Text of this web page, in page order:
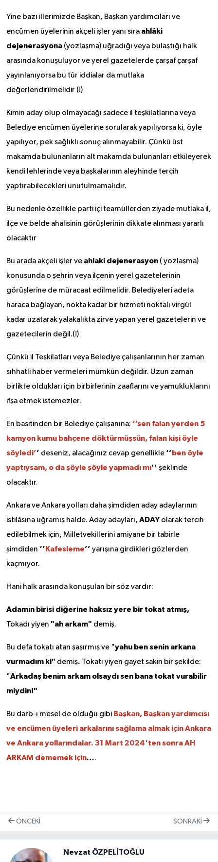
Yine bazı illerimizde Başkan, Başkan yardımcıları ve
encümen üyelerinin akçeli işler yanı sıra ahlâki
dejenerasyona(yozlaşma) uğradığı veya bulaştığı halk
arasında konuşuluyor ve yerel gazetelerde çarşaf çarşaf
yayınlanıyorsa bu tür iddialar da mutlaka
değerlendirilmelidir (!)
Kimin aday olup olmayacağı sadece il teşkilatlarına veya
Belediye encümen üyelerine sorularak yapılıyorsa ki, öyle
yapılıyor, pek sağlıklı sonuç alınmayabilir. Çünkü üst
makamda bulunanların alt makamda bulunanları etkileyerek
kendi lehlerinde veya başkalarının aleyhinde tercih
yaptırabilecekleri unutulmamalıdır.
Bu nedenle özellikle parti içi teamüllerden ziyade mutlaka il,
ilçe ve belde ahalisinin görüşlerinin dikkate alınması yararlı
olacaktır
Bu arada akçeli işler veahlaki dejenerasyon ( yozlaşma)
konusunda o şehrin veya ilçenin yerel gazetelerinin
görüşlerine de müracaat edilmelidir. Belediyeleri adeta
haraca bağlayan, nokta kadar bir hizmeti noktalı virgül
kadar uzatarak yalakalıkta zirve yapan yerel gazetelerin ve
gazetecilerin değil.(!)
Çünkü il Teşkilatları veya Belediye çalışanlarının her zaman
sıhhatli haber vermeleri mümkün değildir. Uzun zaman
birlikte oldukları için birbirlerinin zaaflarını ve yamukluklarını
ifşa etmek istemezler.
En basitinden bir Belediye çalışanına: ‘’sen falan yerden 5
kamyon kumu bahçene döktürmüşsün, falan kişi öyle
söyledi’’ deseniz, alacağınız cevap genellikle ‘’ ben öyle
yaptıysam, o da şöyle şöyle yapmadı mı’’ şeklinde
olacaktır.
Ankara ve Ankara yolları daha şimdiden aday adaylarının
istilâsına uğramış halde. Aday adayları, ADAYolarak tercih
edilebilmek için, Milletvekillerini amiyane bir tabirle
şimdiden ‘’ Kafesleme’’ yarışına girdikleri gözlerden
kaçmıyor.
Hani halk arasında konuşulan bir söz vardır:
Adamın birisi diğerine haksız yere bir tokat atmış,
Tokadı yiyen "ah arkam" demiş.
Bu defa tokatı atan şaşırmış ve "yahu ben senin arkana
vurmadım ki" demiş. Tokatı yiyen gayet sakin bir şekilde:
"Arkadaş benim arkam olsaydı sen bana tokat vurabilir
miydin!"
Bu darb-ı mesel de olduğu gibiBaşkan, Başkan yardımcısı
ve encümen üyeleri arkalarını sağlama almak için Ankara
ve Ankara yollarındalar. 31 Mart 2024'ten sonra AH
ARKAM dememek için….
ÖNCEKI SONRAKI
Nevzat ÖZPELİTOĞLU